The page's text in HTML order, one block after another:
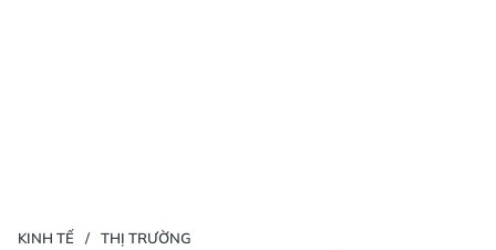
KINH TẾ THỊ TRƯỜNG